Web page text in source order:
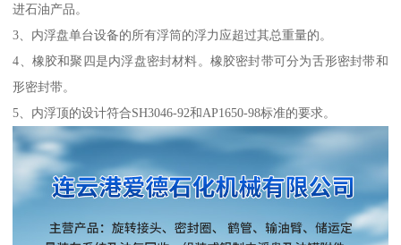
进石油产品。
3、内浮盘单台设备的所有浮筒的浮力应超过其总重量的。
4、橡胶和聚四是内浮盘密封材料。橡胶密封带可分为舌形密封带和
形密封带。
5、内浮顶的设计符合SH3046-92和AP1650-98标准的要求。